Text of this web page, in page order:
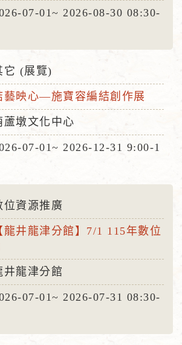
07-01~ 2026-08-30 08:30-
它 (展覽)
藝映心—施寶容編結創作展
蘆墩文化中心
07-01~ 2026-12-31 9:00-1
位資源推廣
龍井龍津分館】7/1 115年數位
井龍津分館
07-01~ 2026-07-31 08:30-